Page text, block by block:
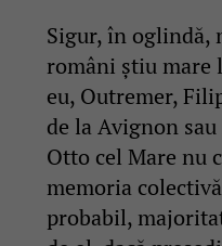
Sigur, în oglindă,
români știu mare
eu, Outremer,
de la Avignon
Otto cel Mare nu
memoria
probabil,